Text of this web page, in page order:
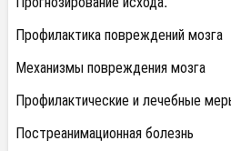
Профилактика повреждений мозга
Механизмы повреждения мозга
Профилактические и лечебные
Постреанимационная болезнь